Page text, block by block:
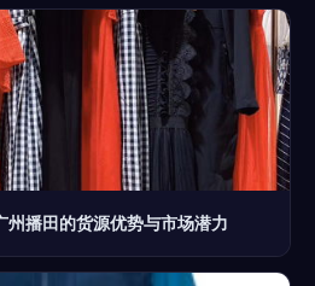
州播田的货源优势与市场潜力